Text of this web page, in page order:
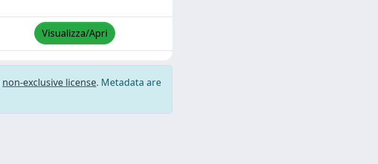
Visualizza/Apri
non-exclusive license. Metadata are